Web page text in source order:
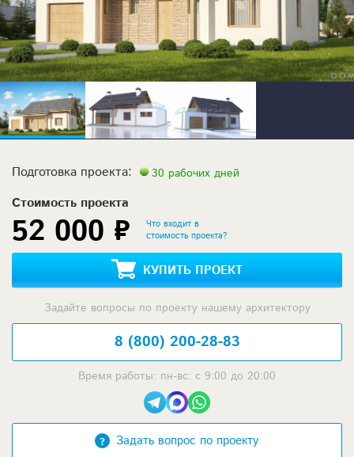
Подготовка проекта: 30 рабочих дней
Стоимость проекта
52 000 ₽
Что входит в
стоимость проекта?
КУПИТЬ ПРОЕКТ
Задайте вопросы по проекту нашему архитектору
8 (800) 200-28-83
Время работы: пн-вс: с 9:00 до 20:00
Задать вопрос по проекту